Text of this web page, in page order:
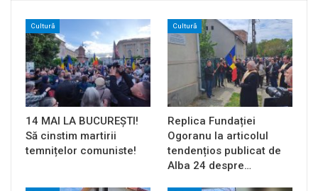
Cultură
14 MAI LA BUCUREȘTI!
Să cinstim martirii
temnițelor comuniste!
Cultură
Replica Fundației
Ogoranu la articolul
tendențios publicat de
Alba 24 despre…